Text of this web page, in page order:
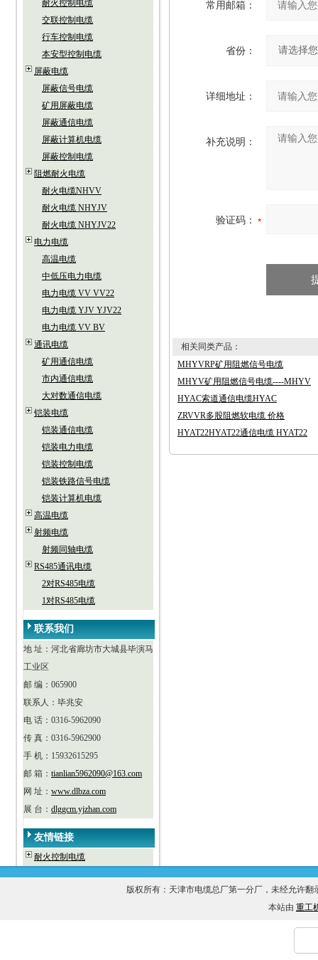
耐火控制电缆
交联控制电缆
行车控制电缆
本安型控制电缆
屏蔽电缆
屏蔽信号电缆
矿用屏蔽电缆
屏蔽通信电缆
屏蔽计算机电缆
屏蔽控制电缆
阻燃耐火电缆
耐火电缆NHVV
耐火电缆 NHYJV
耐火电缆 NHYJV22
电力电缆
高温电缆
中低压电力电缆
电力电缆 VV VV22
电力电缆 YJV YJV22
电力电缆 VV BV
通讯电缆
矿用通信电缆
市内通信电缆
大对数通信电缆
铠装电缆
铠装通信电缆
铠装电力电缆
铠装控制电缆
铠装铁路信号电缆
铠装计算机电缆
高温电缆
射频电缆
射频同轴电缆
RS485通讯电缆
2对RS485电缆
1对RS485电缆
联系我们
地 址：河北省廊坊市大城县毕演马
工业区
邮 编：065900
联系人：毕兆安
电 话：0316-5962090
传 真：0316-5962900
手 机：15932615295
邮 箱： tianlian5962090@163.com
网 址： www.dlbza.com
展 台： dlggcm.yjzhan.com
友情链接
耐火控制电缆
常用邮箱：
省份：
详细地址：
补充说明：
验证码：
相关同类产品：
MHYVRP矿用阻燃信号电缆
MHYV矿用阻燃信号电缆----MHYV
HYAC索道通信电缆HYAC
ZRVVR多股阻燃软电缆 价格
HYAT22HYAT22通信电缆 HYAT22
版权所有：天津市电缆总厂第一分厂，未经允许
本站由 重工